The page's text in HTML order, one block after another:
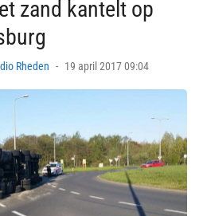
zand kantelt op
Rheden
Posted
19 april 2017 09:04